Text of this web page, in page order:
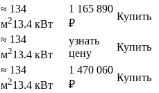
≈ 134
м213.4 кВт
1 165 890
₽
Купить
≈ 134
м213.4 кВт
узнать
цену
Купить
≈ 134
м213.4 кВт
1 470 060
₽
Купить